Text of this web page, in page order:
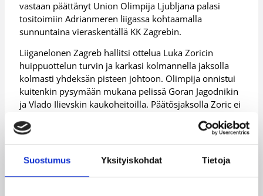
Suostumus Yksityiskohdat Tietoja
vastaan päättänyt Union Olimpija Ljubljana palasi
tositoimiin Adrianmeren liigassa kohtaamalla
sunnuntaina vieraskentällä KK Zagrebin.
Liiganelonen Zagreb hallitsi ottelua Luka Zoricin
huippuottelun turvin ja karkasi kolmannella jaksolla
kolmasti yhdeksän pisteen johtoon. Olimpija onnistui
kuitenkin pysymään mukana pelissä Goran Jagodnikin
ja Vlado Ilievskin kaukoheitoilla. Päätösjaksolla Zoric ei
Olimpija nousi ratkaisevaan johtoon kolme minuuttia
ennen ottelun loppua. Olimpija päihitti Zagrebin 85-89
(41-38) ja nousi Adrianmeren liigan jaetulle toiselle
sijalle Partizan Belgradin kanssa 15 voitolla ja